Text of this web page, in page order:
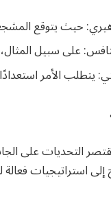
حيث يتوقع
على سبيل
يتطلب الأمر
التحديات على
استراتيجيات